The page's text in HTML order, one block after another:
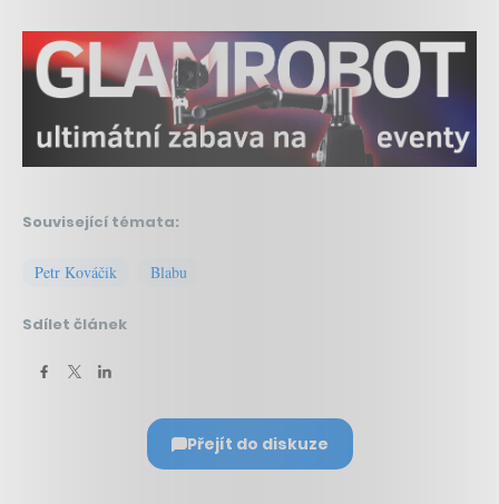
Související témata:
Petr Kováčik Blabu
Sdílet článek
Přejít do diskuze